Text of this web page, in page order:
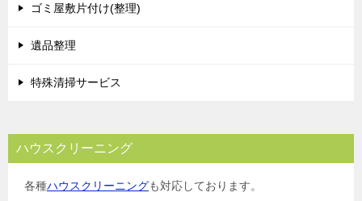
ゴミ屋敷片付け(整理)
遺品整理
特殊清掃サービス
ハウスクリーニング
各種ハウスクリーニングも対応しております。